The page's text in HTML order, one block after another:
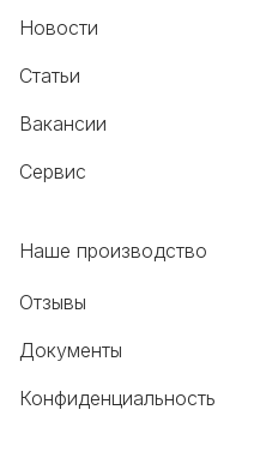
Новости
Статьи
Вакансии
Сервис
Наше производство
Отзывы
Документы
Конфиденциальность